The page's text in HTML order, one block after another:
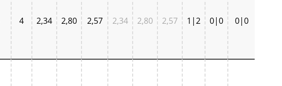
4 2,34 2,80 2,57 2,34 2,80 2,57 1|2 0|0 0|0